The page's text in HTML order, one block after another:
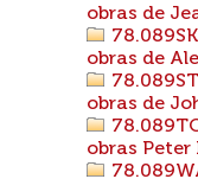
obras de
obras de
obras de
obras